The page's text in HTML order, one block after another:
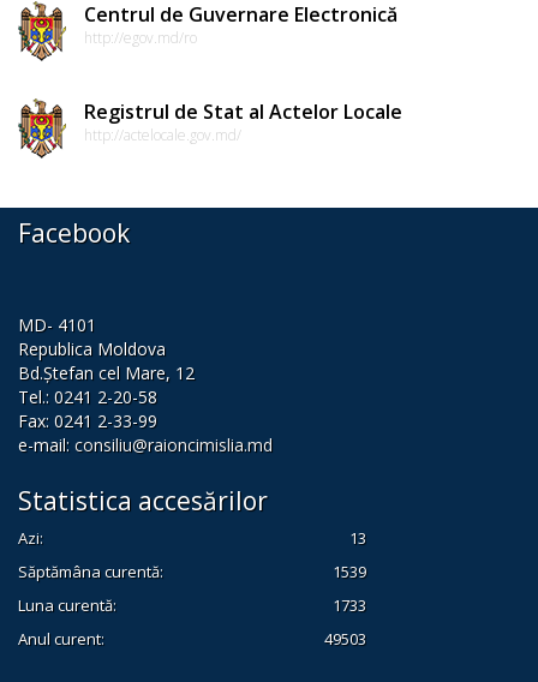
Sinteza
recomandărilor
la
de
decizii
Proiecte
de
decizii
Deciziile
adoptate
consiliul
raional
Centrul de Guvernare Electronică
http://egov.md/ro
Registrul de Stat al Actelor Locale
http://actelocale.gov.md/
Facebook
MD- 4101
Republica Moldova
Bd.Ștefan cel Mare, 12
Tel.: 0241 2-20-58
Fax: 0241 2-33-99
e-mail: consiliu@raioncimislia.md
Statistica accesărilor
Azi:
13
Săptămâna curentă:
1539
Luna curentă:
1733
Anul curent:
49503